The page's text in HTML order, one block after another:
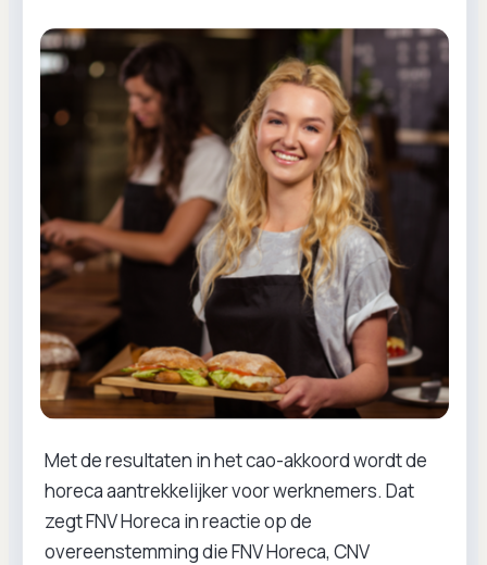
Met de resultaten in het cao-akkoord wordt de
horeca aantrekkelijker voor werknemers. Dat
zegt FNV Horeca in reactie op de
overeenstemming die FNV Horeca, CNV